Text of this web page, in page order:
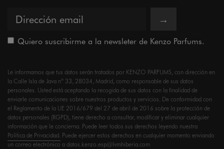
→
Quiero suscribirme a la newsleter de Kenzo Parfums.
Le informamos que tus datos serán tratados por KENZO PARFUMS, con dirección en
la Calle Isla de Java nº 33, 28034, Madrid, como responsable de sus datos
personales. Usted está aceptando la recogida de sus datos con la finalidad de
enviarle comunicaciones sobre nuestros productos y servicios. De conformidad con
el Reglamento de la UE 2016/679 del 27 de abril de 2016 sobre la protección de
datos personales (RGPD), tiene derecho a consultar, modificar y eliminar cualquier
información que le concierna. Puede leer todos sus derechos leyendo nuestra
Política de Privacidad. Puede ejercer estos derechos en cualquier momento enviando
un correo electrónico adatos.kenzo.esp@lvmhiberia.com